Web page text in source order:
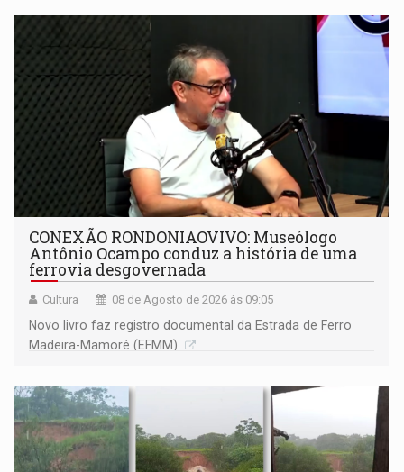
CONEXÃO RONDONIAOVIVO: Museólogo
Antônio Ocampo conduz a história de uma
ferrovia desgovernada
Cultura 08 de Agosto de 2026 às 09:05
Novo livro faz registro documental da Estrada de Ferro
Madeira-Mamoré (EFMM)